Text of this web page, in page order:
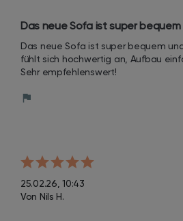
Das neue Sofa ist super
Stoff fühlt sich hochwertig an,
Lieferung schnell. Sehr
Das neue Sofa ist super bequem
fühlt sich hochwertig an, Aufbau
Sehr empfehlenswert!
25.02.26, 10:43
Von Nils H.